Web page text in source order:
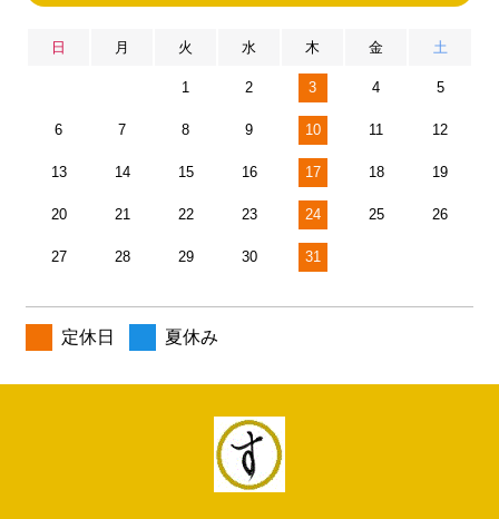
日 月 火 水 木 金 土
1 2 3 4 5
6 7 8 9 10 11 12
13 14 15 16 17 18 19
20 21 22 23 24 25 26
27 28 29 30 31
定休日 夏休み